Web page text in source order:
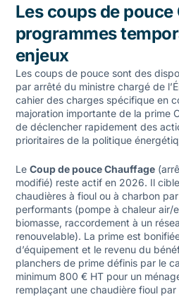
Les coups de pouce
programmes
enjeux
Les coups de pouce sont des
par arrêté du ministre chargé de
cahier des charges spécifique en
majoration importante de la prime
de déclencher rapidement des
prioritaires de la politique
Le Coup de pouce Chauffage
modifié) reste actif en 2026. Il
chaudières à fioul ou à charbon
performants (pompe à chaleur air/
biomasse, raccordement à un
renouvelable). La prime est
d’équipement et le revenu du
planchers de prime définis par le
minimum 800 € HT pour un
remplaçant une chaudière fioul par